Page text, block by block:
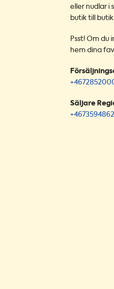
eller nudlar i
butik till
Psst! Om du
hem dina
Säljare